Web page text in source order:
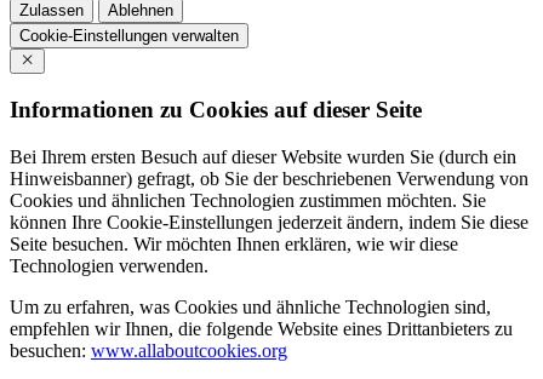
Zulassen
Ablehnen
Cookie-Einstellungen verwalten
Informationen zu Cookies auf dieser Seite
Bei Ihrem ersten Besuch auf dieser Website wurden Sie (durch ein
Hinweisbanner) gefragt, ob Sie der beschriebenen Verwendung von
Cookies und ähnlichen Technologien zustimmen möchten. Sie
können Ihre Cookie-Einstellungen jederzeit ändern, indem Sie diese
Seite besuchen. Wir möchten Ihnen erklären, wie wir diese
Technologien verwenden.
Um zu erfahren, was Cookies und ähnliche Technologien sind,
empfehlen wir Ihnen, die folgende Website eines Drittanbieters zu
besuchen: www.allaboutcookies.org